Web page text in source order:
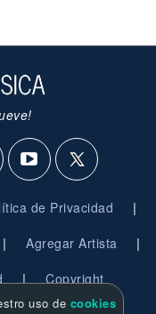
de Privacidad |
| Agregar Artista |
| Copyright
uso de cookies